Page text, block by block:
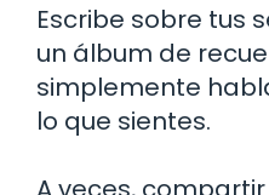
Escribe sobre tus
un álbum de
simplemente
lo que sientes.